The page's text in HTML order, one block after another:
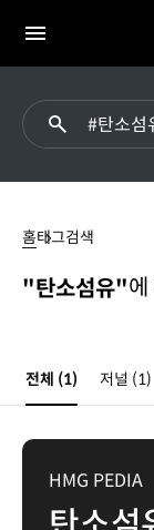
전체
홈태그검색
"탄소섬유"에
전체 (1) 저널 (1)
HMG PEDIA